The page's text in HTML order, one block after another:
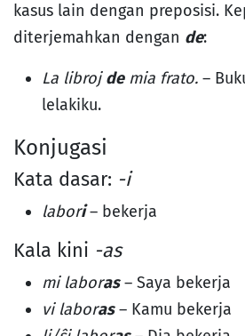
kasus lain dengan preposisi.
diterjemahkan dengan de:
La librojdemia frato. –
lelakiku.
Konjugasi
Kata dasar: -i
labori– bekerja
Kala kini -as
mi laboras– Saya bekerja
vi laboras– Kamu bekerja